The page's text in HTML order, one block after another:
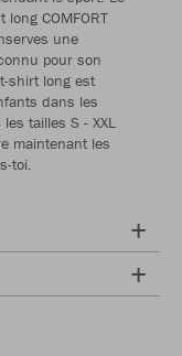
COMFORT
une
pour son
shirt long est
dans les
tailles S - XXL
maintenant les
toi.